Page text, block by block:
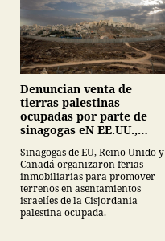
Denuncian venta de
tierras palestinas
ocupadas por parte de
sinagogas eN EE.UU.,
Sinagogas de EU, Reino Unido y
Canadá organizaron ferias
inmobiliarias para promover
terrenos en asentamientos
israelíes de la Cisjordania
palestina ocupada.